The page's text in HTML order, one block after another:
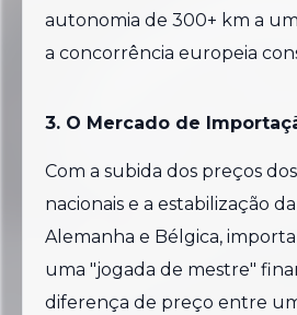
autonomia de 300+ km a
a concorrência europeia
3. O Mercado de
Com a subida dos preços
nacionais e a estabilização
Alemanha e Bélgica,
uma "jogada de mestre"
diferença de preço entre